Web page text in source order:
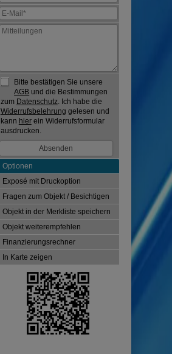
Bitte bestätigen Sie unsere
AGB und die Bestimmungen
zum Datenschutz. Ich habe die
Widerrufsbelehrung gelesen und
kann hierein Widerrufsformular
ausdrucken.
Optionen
Exposé mit Druckoption
Fragen zum Objekt / Besichtigen
Objekt in der Merkliste speichern
Objekt weiterempfehlen
Finanzierungsrechner
In Karte zeigen